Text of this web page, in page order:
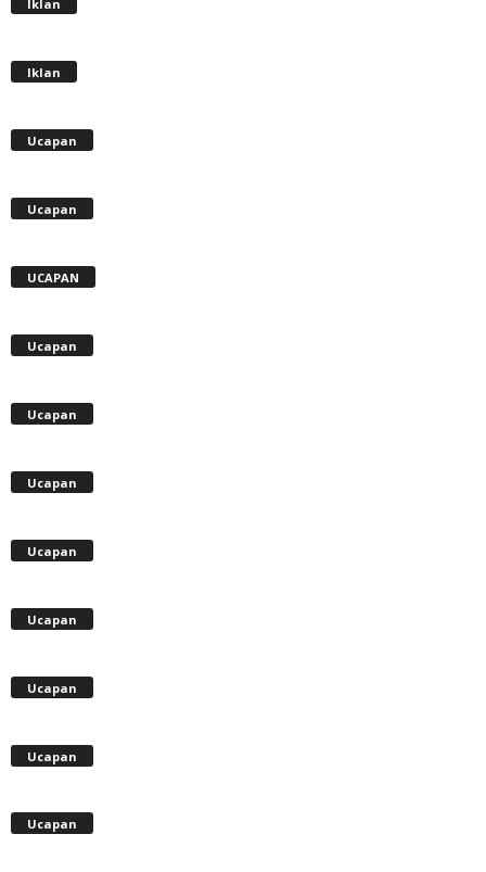
Iklan
Iklan
Ucapan
Ucapan
UCAPAN
Ucapan
Ucapan
Ucapan
Ucapan
Ucapan
Ucapan
Ucapan
Ucapan